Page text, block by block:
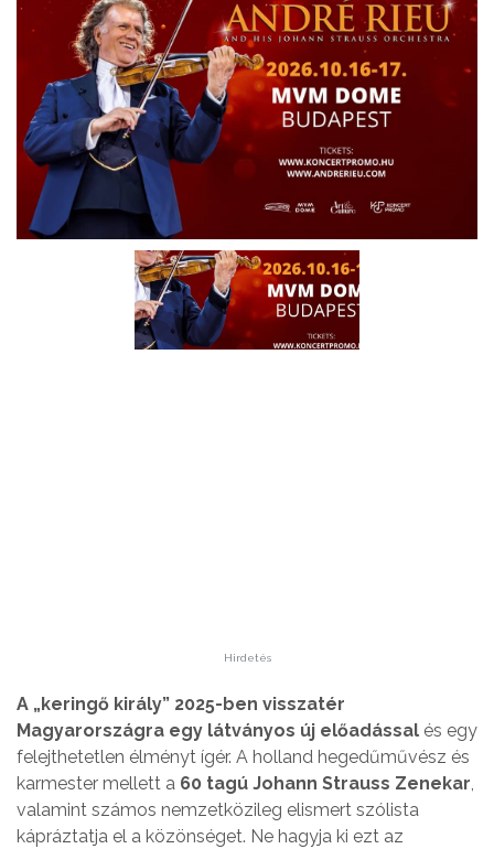
Hirdetés
A „keringő király” 2025-ben visszatér
Magyarországra egy látványos új előadással és egy
felejthetetlen élményt ígér. A holland hegedűművész és
karmester mellett a 60 tagú Johann Strauss Zenekar,
valamint számos nemzetközileg elismert szólista
kápráztatja el a közönséget. Ne hagyja ki ezt az